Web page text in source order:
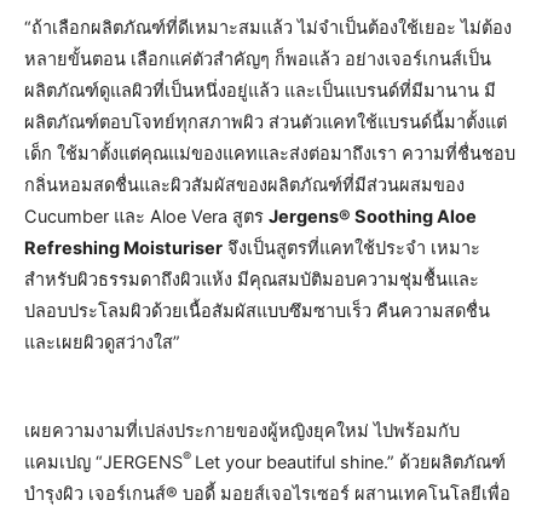
“ถ้าเลือกผลิตภัณฑ์ที่ดีเหมาะสมแล้ว ไม่จำเป็นต้องใช้เยอะ ไม่ต้อง
หลายขั้นตอน เลือกแค่ตัวสำคัญๆ ก็พอแล้ว อย่างเจอร์เกนส์เป็น
ผลิตภัณฑ์ดูแลผิวที่เป็นหนึ่งอยู่แล้ว และเป็นแบรนด์ที่มีมานาน มี
ผลิตภัณฑ์ตอบโจทย์ทุกสภาพผิว ส่วนตัวแคทใช้แบรนด์นี้มาตั้งแต่
เด็ก ใช้มาตั้งแต่คุณแม่ของแคทและส่งต่อมาถึงเรา ความที่ชื่นชอบ
กลิ่นหอมสดชื่นและผิวสัมผัสของผลิตภัณฑ์ที่มีส่วนผสมของ
Cucumber และ Aloe Vera สูตร Jergens® Soothing Aloe
Refreshing Moisturiser จึงเป็นสูตรที่แคทใช้ประจำ เหมาะ
สำหรับผิวธรรมดาถึงผิวแห้ง มีคุณสมบัติมอบความชุ่มชื้นและ
ปลอบประโลมผิวด้วยเนื้อสัมผัสแบบซึมซาบเร็ว คืนความสดชื่น
และเผยผิวดูสว่างใส”
เผยความงามที่เปล่งประกายของผู้หญิงยุคใหม่ ไปพร้อมกับ
แคมเปญ “JERGENS® Let your beautiful shine.” ด้วยผลิตภัณฑ์
บำรุงผิว เจอร์เกนส์® บอดี้ มอยส์เจอไรเซอร์ ผสานเทคโนโลยีเพื่อ